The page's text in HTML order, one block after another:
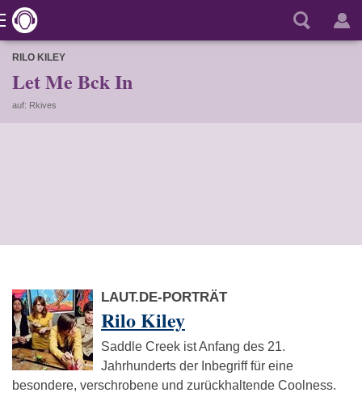
RILO KILEY
Let Me Bck In
auf: Rkives
LAUT.DE-PORTRÄT
Rilo Kiley
Saddle Creek ist Anfang des 21.
Jahrhunderts der Inbegriff für eine
besondere, verschrobene und zurückhaltende Coolness.